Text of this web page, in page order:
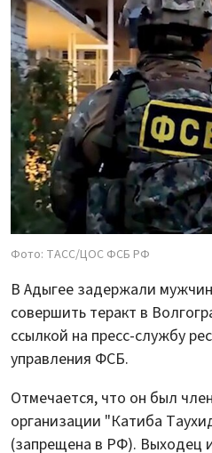
Фото: ТАСС/ЦОС ФСБ РФ
В Адыгее задержали
совершить теракт в
ссылкой на пресс-службу
управления ФСБ.
Отмечается, что он был
организации "Катиба
(запрещена в РФ). Выходец